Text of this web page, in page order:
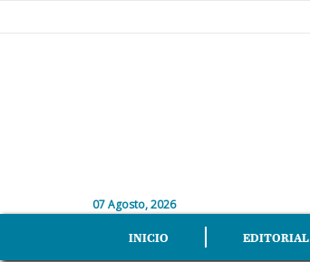
07 Agosto, 2026
INICIO EDITORIAL